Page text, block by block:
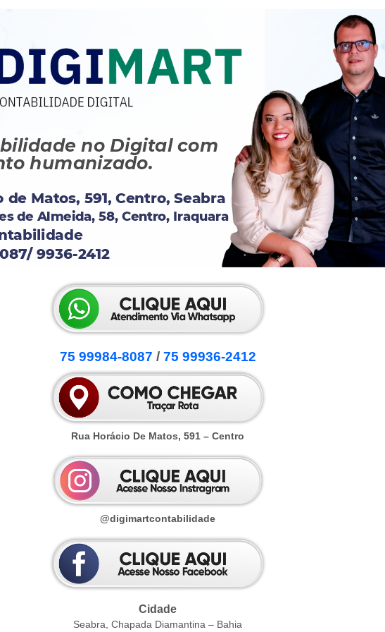
75 99984-8087 / 75 99936-2412
Rua Horácio De Matos, 591 – Centro
@digimartcontabilidade
Cidade
Seabra, Chapada Diamantina – Bahia